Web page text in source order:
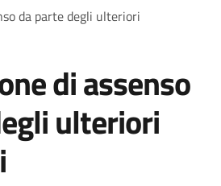
da parte degli ulteriori
di assenso
ulteriori